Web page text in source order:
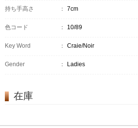
持ち手高さ ： 7cm
色コード ： 10/89
Key Word ： Craie/Noir
Gender ： Ladies
在庫